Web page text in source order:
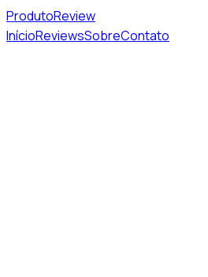
ProdutoReview
InícioReviewsSobreContato